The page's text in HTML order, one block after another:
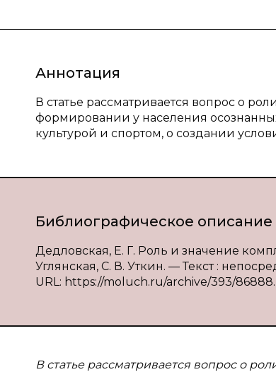
Аннотация
В статье рассматривается вопрос о
формировании у населения
культурой и спортом, о создании
Библиографическое описание
Дедловская, Е. Г. Роль и значение
Углянская, С. В. Уткин. — Текст :
URL: https://moluch.ru/archive/393/86888.
В статье рассматривается вопрос о